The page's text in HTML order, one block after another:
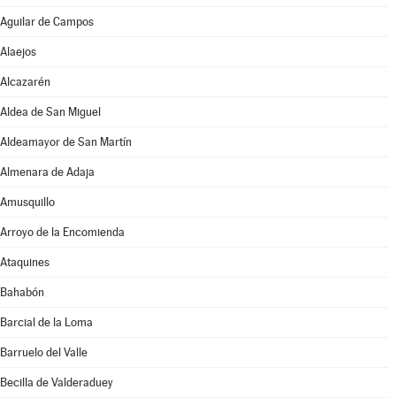
Aguilar de Campos
Alaejos
Alcazarén
Aldea de San Miguel
Aldeamayor de San Martín
Almenara de Adaja
Amusquillo
Arroyo de la Encomienda
Ataquines
Bahabón
Barcial de la Loma
Barruelo del Valle
Becilla de Valderaduey